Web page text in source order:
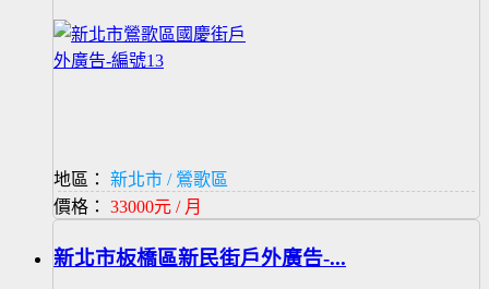
地區：
新北市 / 鶯歌區
價格： 33000元 / 月
新北市板橋區新民街戶外廣告-...